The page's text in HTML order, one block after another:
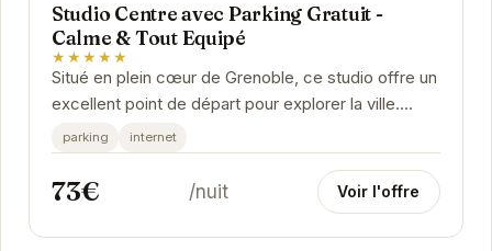
Studio Centre avec Parking Gratuit -
Calme & Tout Equipé
★★★★★
Situé en plein cœur de Grenoble, ce studio offre un
excellent point de départ pour explorer la ville.
Avec son parking gratuit, plus besoin de...
parking internet
73€ /nuit Voir l'offre